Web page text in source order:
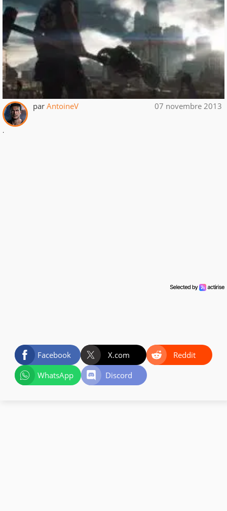
par AntoineV 07 novembre 2013
.
Facebook X.com
Reddit
WhatsApp
Discord